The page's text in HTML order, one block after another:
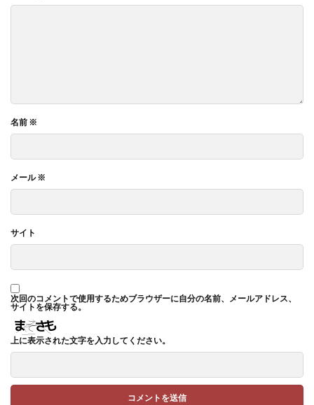
名前 ※
メール※
サイト
次回のコメントで使用するためブラウザーに自分の名前、メールアドレス、
サイトを保存する。
上に表示された文字を入力してください。